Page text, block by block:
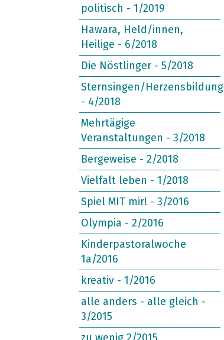
politisch - 1/2019
Hawara, Held/innen,
Heilige - 6/2018
Die Nöstlinger - 5/2018
Sternsingen/Herzensbildung
- 4/2018
Mehrtägige
Veranstaltungen - 3/2018
Bergeweise - 2/2018
Vielfalt leben - 1/2018
Spiel MIT mir! - 3/2016
Olympia - 2/2016
Kinderpastoralwoche
1a/2016
kreativ - 1/2016
alle anders - alle gleich -
3/2015